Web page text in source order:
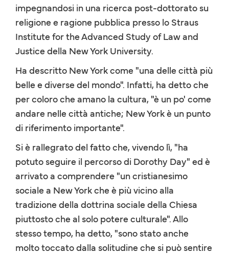
impegnandosi in una ricerca post-dottorato su
religione e ragione pubblica presso lo Straus
Institute for the Advanced Study of Law and
Justice della New York University.
Ha descritto New York come "una delle città più
belle e diverse del mondo". Infatti, ha detto che
per coloro che amano la cultura, "è un po' come
andare nelle città antiche; New York è un punto
di riferimento importante".
Si è rallegrato del fatto che, vivendo lì, "ha
potuto seguire il percorso di Dorothy Day" ed è
arrivato a comprendere "un cristianesimo
sociale a New York che è più vicino alla
tradizione della dottrina sociale della Chiesa
piuttosto che al solo potere culturale". Allo
stesso tempo, ha detto, "sono stato anche
molto toccato dalla solitudine che si può sentire